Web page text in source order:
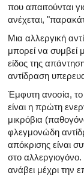
που απαιτούνται
ανέχεται,
Μια αλλεργική
μπορεί να συμβεί
είδος της
αντίδραση
Έμφυτη ανοσία, το
είναι η πρώτη
μικρόβια
φλεγμονώδη
απόκρισης είναι
στο
ανάβει μέχρι την